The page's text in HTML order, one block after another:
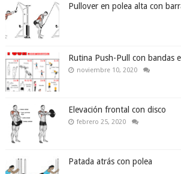
Pullover en polea alta con
Rutina Push-Pull con bandas
noviembre 10, 2020
Elevación frontal con disco
febrero 25, 2020
Patada atrás con polea